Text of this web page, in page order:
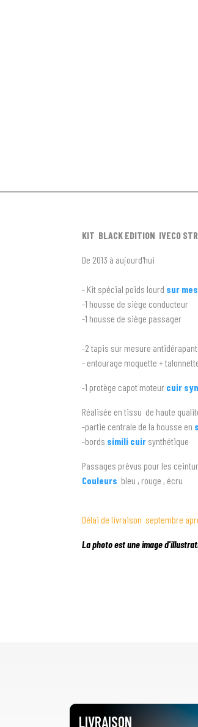
KIT BLACK EDITION IVECO
De 2013 à aujourd'hui
- Kit spécial poids lourd sur
-1 housse de siège conducteur
-1 housse de siège passager
-2 tapis sur mesure
- entourage moquette +
-1 protège capot moteur cuir
Réalisée en tissu de haute
-partie centrale de la housse en
-bords simili cuir synthétique
Passages prévus pour les
Couleurs bleu , rouge , écru
Délai de livraison septembre
La photo est une image
LIVRAISON